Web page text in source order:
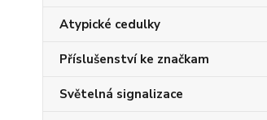
Atypické cedulky
Příslušenství ke značkam
Světelná signalizace